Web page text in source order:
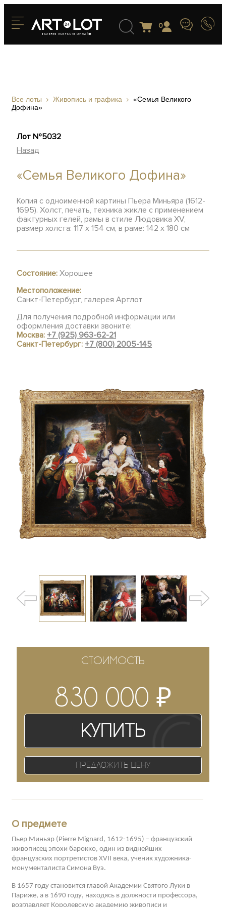
0
Все лоты Живопись и графика
«Семья Великого
Дофина»
Лот №5032
Назад
«Семья Великого Дофина»
Копия с одноименной картины Пьера Миньяра (1612-
1695). Холст, печать, техника жикле с применением
фактурных гелей, рамы в стиле Людовика XV,
размер холста: 117 x 154 см, в раме: 142 x 180 см
Состояние: Хорошее
Местоположение:
Санкт-Петербург, галерея Артлот
Для получения подробной информации или
оформления доставки звоните:
Москва:+7 (925) 963-62-21
Санкт-Петербург:+7 (800) 2005-145
СТОИМОСТЬ
830 000 ₽
Купить
Предложить цену
О предмете
Пьер Миньяр (Pierre Mignard, 1612-1695) – французский
живописец эпохи барокко, один из виднейших
французских портретистов XVII века, ученик художника-
монументалиста Симона Вуэ.
В 1657 году становится главой Академии Святого Луки в
Париже, а в 1690 году, находясь в должности профессора,
возглавляет Королевскую академию живописи и